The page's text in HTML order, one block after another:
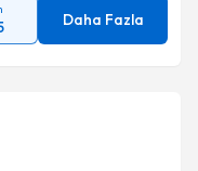
Daha Fazla